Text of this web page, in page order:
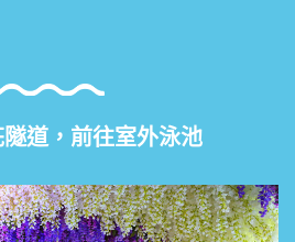
道，前往室外泳池